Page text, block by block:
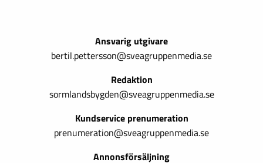
Ansvarig utgivare
bertil.pettersson@sveagruppenmedia.se
Redaktion
sormlandsbygden@sveagruppenmedia.se
Kundservice prenumeration
prenumeration@sveagruppenmedia.se
Annonsförsäljning